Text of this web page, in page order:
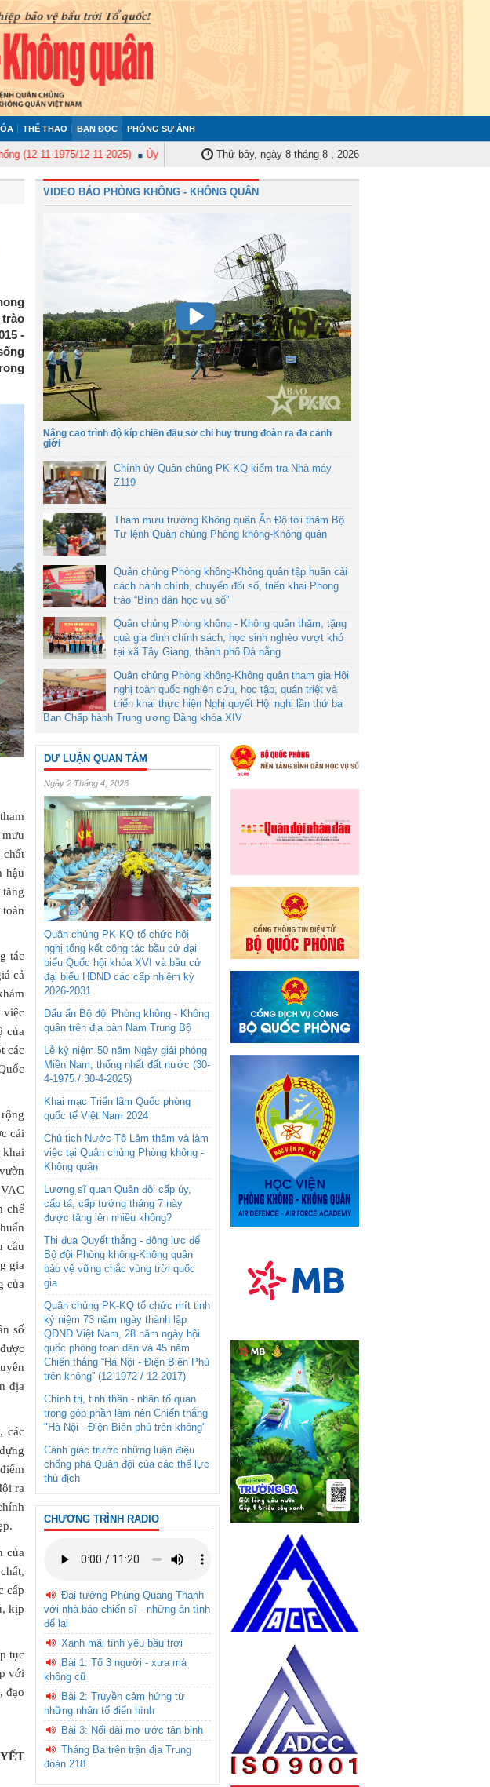
THỂ THAO BẠN ĐỌC PHÓNG SỰ ẢNH
11-1975/12-11-2025) Ủy ban Kiểm tra Quân ủy Trung ương tập huấn nghiệp vụ công tác kiểm tra,
Thứ bảy, ngày 8 tháng 8 , 2026
trào
-
hậu
tác
cả
việc
của
các
cải
khai
chế
cầu
gia
của
số
địa
các
ra
của
cấp
kịp
tục
với
đạo
VIDEO BÁO PHÒNG KHÔNG - KHÔNG QUÂN
Nâng cao trình độ kíp chiến đấu sở chỉ huy trung đoàn ra đa cảnh
giới
Chính ủy Quân chủng PK-KQ kiểm tra Nhà máy
Z119
Tham mưu trưởng Không quân Ấn Độ tới thăm Bộ
Tư lệnh Quân chủng Phòng không-Không quân
Quân chủng Phòng không-Không quân tập huấn cải
cách hành chính, chuyển đổi số, triển khai Phong
trào “Bình dân học vụ số”
Quân chủng Phòng không - Không quân thăm, tặng
quà gia đình chính sách, học sinh nghèo vượt khó
tại xã Tây Giang, thành phố Đà nẵng
Quân chủng Phòng không-Không quân tham gia Hội
nghị toàn quốc nghiên cứu, học tập, quán triệt và
triển khai thực hiện Nghị quyết Hội nghị lần thứ ba
Ban Chấp hành Trung ương Đảng khóa XIV
DƯ LUẬN QUAN TÂM
Ngày 2 Tháng 4, 2026
Quân chủng PK-KQ tổ chức hội
nghị tổng kết công tác bầu cử đại
biểu Quốc hội khóa XVI và bầu cử
đại biểu HĐND các cấp nhiệm kỳ
2026-2031
Dấu ấn Bộ đội Phòng không - Không
quân trên địa bàn Nam Trung Bộ
Lễ kỷ niệm 50 năm Ngày giải phóng
Miền Nam, thống nhất đất nước (30-
4-1975 / 30-4-2025)
Khai mạc Triển lãm Quốc phòng
quốc tế Việt Nam 2024
Chủ tịch Nước Tô Lâm thăm và làm
việc tại Quân chủng Phòng không -
Không quân
Lương sĩ quan Quân đội cấp úy,
cấp tá, cấp tướng tháng 7 này
được tăng lên nhiều không?
Thi đua Quyết thắng - động lực để
Bộ đội Phòng không-Không quân
bảo vệ vững chắc vùng trời quốc
gia
Quân chủng PK-KQ tổ chức mít tinh
kỷ niệm 73 năm ngày thành lập
QĐND Việt Nam, 28 năm ngày hội
quốc phòng toàn dân và 45 năm
Chiến thắng “Hà Nội - Điện Biên Phủ
trên không” (12-1972 / 12-2017)
Chính trị, tinh thần - nhân tố quan
trọng góp phần làm nên Chiến thắng
"Hà Nội - Điện Biên phủ trên không"
Cảnh giác trước những luận điệu
chống phá Quân đội của các thế lực
thù địch
CHƯƠNG TRÌNH RADIO
Đại tướng Phùng Quang Thanh
với nhà báo chiến sĩ - những ân tình
để lại
Xanh mãi tình yêu bầu trời
Bài 1: Tổ 3 người - xưa mà
không cũ
Bài 2: Truyền cảm hứng từ
những nhân tố điển hình
Bài 3: Nối dài mơ ước tân binh
Tháng Ba trên trận địa Trung
đoàn 218